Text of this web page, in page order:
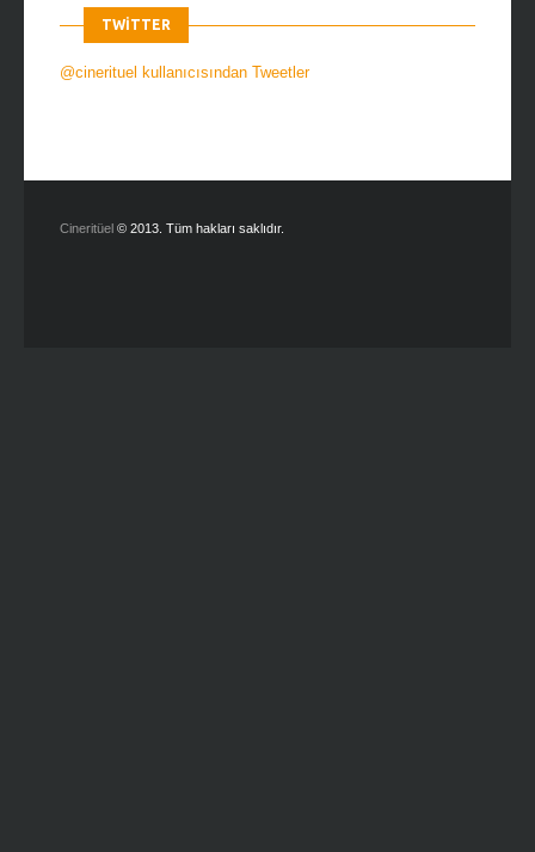
TWITTER
@cinerituel kullanıcısından Tweetler
Cineritüel © 2013. Tüm hakları saklıdır.